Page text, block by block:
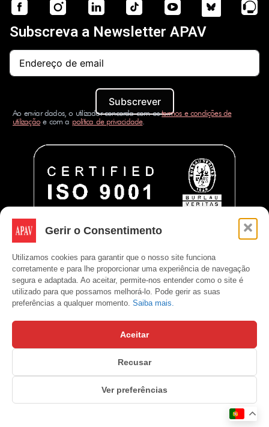
Gerir o Consentimento
Utilizamos cookies para garantir que o nosso site funciona
corretamente e para lhe proporcionar uma experiência de navegação
segura e adaptada. Ao aceitar, permite-nos entender como o site é
utilizado para que possamos melhorá-lo. Pode gerir as suas
preferências a qualquer momento. Saiba mais.
Aceitar
Recusar
Ver preferências
Subscreva a Newsletter APAV
Subscrever
Ao enviar dados, o utilizador concorda com ostermos e condições de
utilizaçãoe com a política de privacidade.